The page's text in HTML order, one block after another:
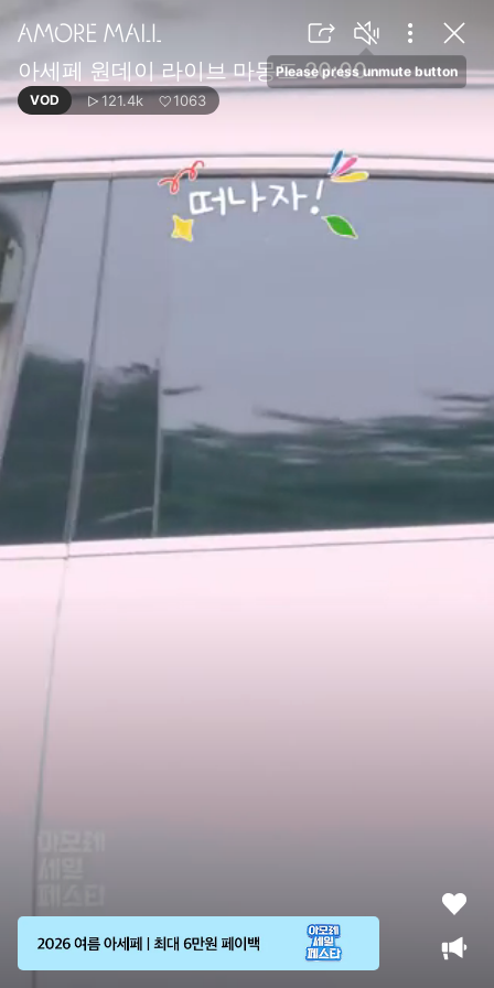
아세페 원데이 라이브 마몽드 20:00
VOD 121.4k 1063
Please press unmute button